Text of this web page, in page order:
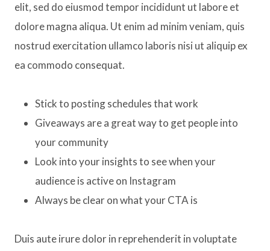
elit, sed do eiusmod tempor incididunt ut labore et
dolore magna aliqua. Ut enim ad minim veniam, quis
nostrud exercitation ullamco laboris nisi ut aliquip ex
ea commodo consequat.
Stick to posting schedules that work
Giveaways are a great way to get people into
your community
Look into your insights to see when your
audience is active on Instagram
Always be clear on what your CTA is
Duis aute irure dolor in reprehenderit in voluptate